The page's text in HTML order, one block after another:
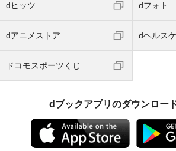
dヒッツ dフォト
dアニメストア dヘルス
ドコモスポーツくじ
dブックアプリのダウンロー